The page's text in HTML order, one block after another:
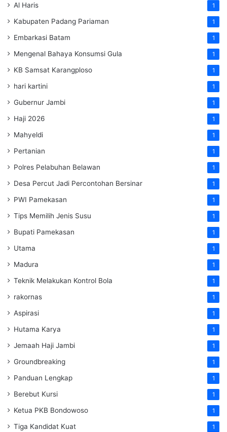
Al Haris 1
Kabupaten Padang Pariaman 1
Embarkasi Batam 1
Mengenal Bahaya Konsumsi Gula 1
KB Samsat Karangploso 1
hari kartini 1
Gubernur Jambi 1
Haji 2026 1
Mahyeldi 1
Pertanian 1
Polres Pelabuhan Belawan 1
Desa Percut Jadi Percontohan Bersinar 1
PWI Pamekasan 1
Tips Memilih Jenis Susu 1
Bupati Pamekasan 1
Utama 1
Madura 1
Teknik Melakukan Kontrol Bola 1
rakornas 1
Aspirasi 1
Hutama Karya 1
Jemaah Haji Jambi 1
Groundbreaking 1
Panduan Lengkap 1
Berebut Kursi 1
Ketua PKB Bondowoso 1
Tiga Kandidat Kuat 1